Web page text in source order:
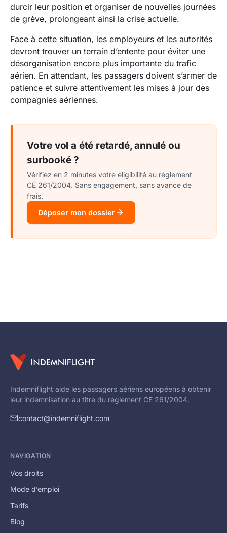
durcir leur position et organiser de nouvelles journées
de grève, prolongeant ainsi la crise actuelle.
Face à cette situation, les employeurs et les autorités
devront trouver un terrain d’entente pour éviter une
désorganisation encore plus importante du trafic
aérien. En attendant, les passagers doivent s’armer de
patience et suivre attentivement les mises à jour des
compagnies aériennes.
Votre vol a été retardé, annulé ou
surbooké ?
Vérifiez en 2 minutes votre éligibilité au règlement
CE 261/2004. Sans engagement, sans avance de
frais.
Déposer mon dossier
Indemniflight aide les passagers aériens européens à obtenir
leur indemnisation au titre du règlement CE 261/2004.
contact@indemniflight.com
NAVIGATION
Vos droits
Mode d’emploi
Tarifs
Blog